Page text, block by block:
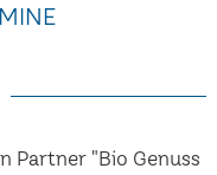
Partner "Bio Genuss